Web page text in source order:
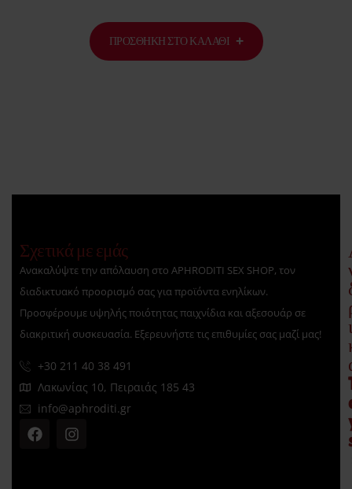
ΠΡΟΣΘΉΚΗ ΣΤΟ ΚΑΛΆΘΙ
Σχετικά με εμάς
Ανακαλύψτε την απόλαυση στο APHRODITI SEX SHOP, τον
διαδικτυακό προορισμό σας για προϊόντα ενηλίκων.
Προσφέρουμε υψηλής ποιότητας παιχνίδια και αξεσουάρ σε
διακριτική συσκευασία. Εξερευνήστε τις επιθυμίες σας μαζί μας!
+30 211 40 38 491
Λακωνίας 10, Πειραιάς 185 43
info@aphroditi.gr
ι